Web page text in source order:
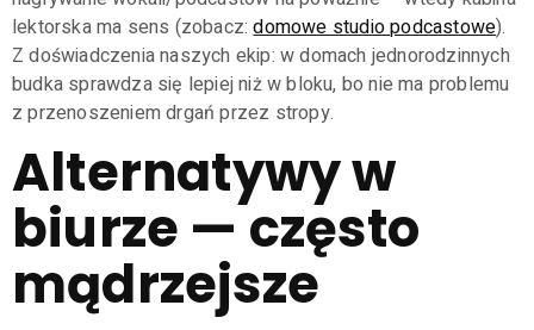
lektorska ma sens (zobacz:domowe studio podcastowe).
Z doświadczenia naszych ekip: w domach jednorodzinnych
budka sprawdza się lepiej niż w bloku, bo nie ma problemu
z przenoszeniem drgań przez stropy.
Alternatywy w
biurze — często
mądrzejsze